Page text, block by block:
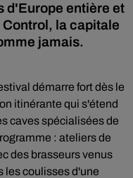
d'Europe entière et
la capitale
jamais.
démarre fort dès le
itinérante qui s'étend
caves spécialisées de
: ateliers de
des brasseurs venus
les coulisses d'une